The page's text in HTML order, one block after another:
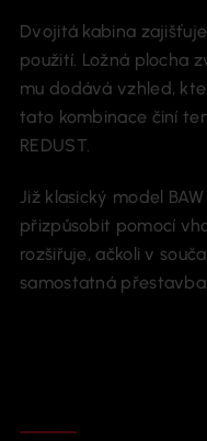
Dvojitá kabina
použití. Ložná plocha
mu dodává vzhled,
tato kombinace činí
REDUST.
Již klasický model
přizpůsobit pomocí
rozšiřuje, ačkoli v
samostatná přestavba